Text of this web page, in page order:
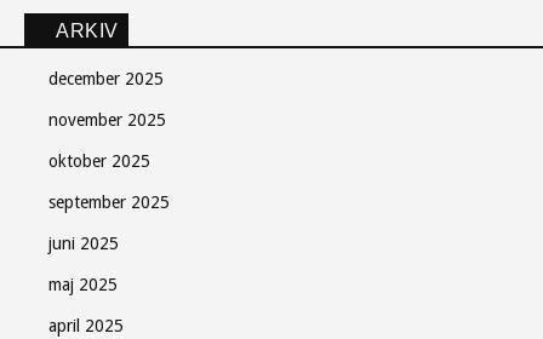
ARKIV
december 2025
november 2025
oktober 2025
september 2025
juni 2025
maj 2025
april 2025